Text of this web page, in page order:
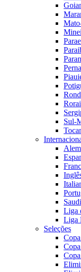
Sul-
Liga
Liga
Seleções